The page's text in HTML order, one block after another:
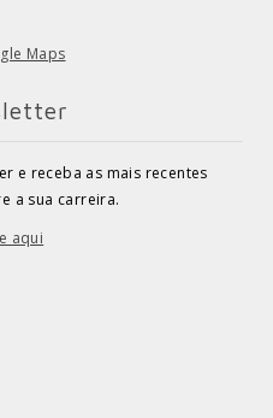
Maps
e receba as mais recentes
a sua carreira.
aqui